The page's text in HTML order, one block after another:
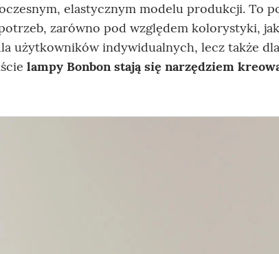
elastycznym modelu produkcji. To
zarówno pod względem kolorystyki,
użytkowników indywidualnych, lecz także
lampy Bonbon stają się narzędziem